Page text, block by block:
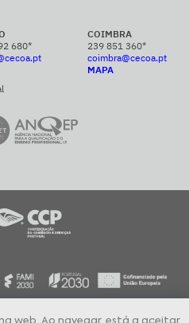
680*
COIMBRA
239 851 360*
coimbra@cecoa.pt
MAPA
web. Ao navegar, está a aceitar